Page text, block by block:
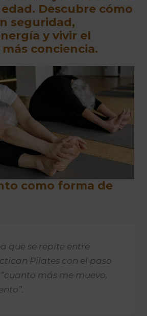
Descubre cómo
seguridad,
y vivir el
conciencia.
como forma de
que se repite entre
Pilates con el paso
más me muevo,